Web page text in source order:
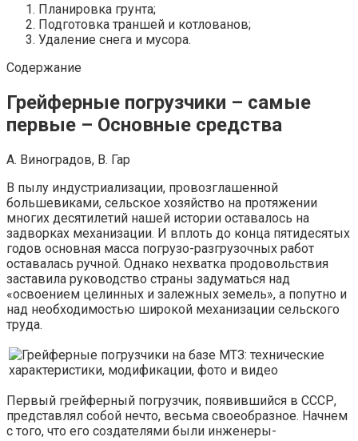
Планировка грунта;
Подготовка траншей и котлованов;
Удаление снега и мусора.
Содержание
Грейферные погрузчики – самые
первые – Основные средства
А. Виноградов, В. Гар
В пылу индустриализации, провозглашенной
большевиками, сельское хозяйство на протяжении
многих десятилетий нашей истории оставалось на
задворках механизации. И вплоть до конца пятидесятых
годов основная масса погрузо-разгрузочных работ
оставалась ручной. Однако нехватка продовольствия
заставила руководство страны задуматься над
«освоением целинных и залежных земель», а попутно и
над необходимостью широкой механизации сельского
труда.
Первый грейферный погрузчик, появившийся в СССР,
представлял собой нечто, весьма своеобразное. Начнем
с того, что его создателями были инженеры-